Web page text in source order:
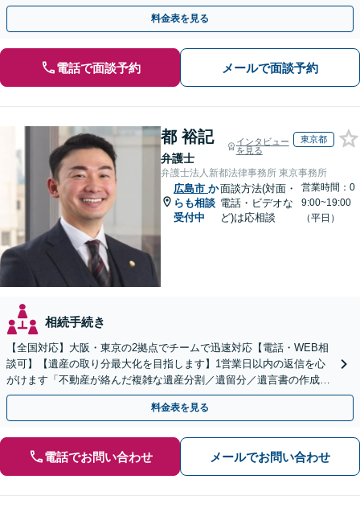
実績豊富。状況に応じて税理士や司法書士などご紹介。
料金表を見る
電話で面談予約 メールで面談予約
都 裕記
弁護士
インタビュー
を見る
東京都
弁護士法人新都法律事務所 東京事務所
広島市 か
らも相談
受付中
面談方法(対面・
電話・ビデオな
ど)は応相談
営業時間：0
9:00~19:00
（平日）
相続手続き
【全国対応】大阪・東京の2拠点でチームで迅速対応【電話・WEB相
談可】【遺産の取り分最大化を目指します】1営業日以内の返信を心
がけます「不動産が絡んだ複雑な遺産分割／遺留分／遺言書の作成・
執行／事業承継など、お任せください」【休日相談あり】
料金表を見る
電話でお問い合わせ メールでお問い合わせ